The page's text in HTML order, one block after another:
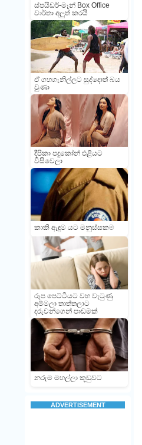
ස්පයිඩර්-මෑන් Box Office
වාර්තා අලුත් කරයි
ඒ ගහගැනිල්ලට සුද්දොත් බය
වුණා
දීපිකා පදුකෝන් එළියට
විසිවෙලා
කාකි ඇඳුම යට මනුස්සකම
රූප පෙට්ටියට වහ වැටුණු
අම්මලා තාත්තලාට
දරුවන්ගෙන් පාඩමක්
නරුම මහල්ලා කූඩුවට
ADVERTISEMENT